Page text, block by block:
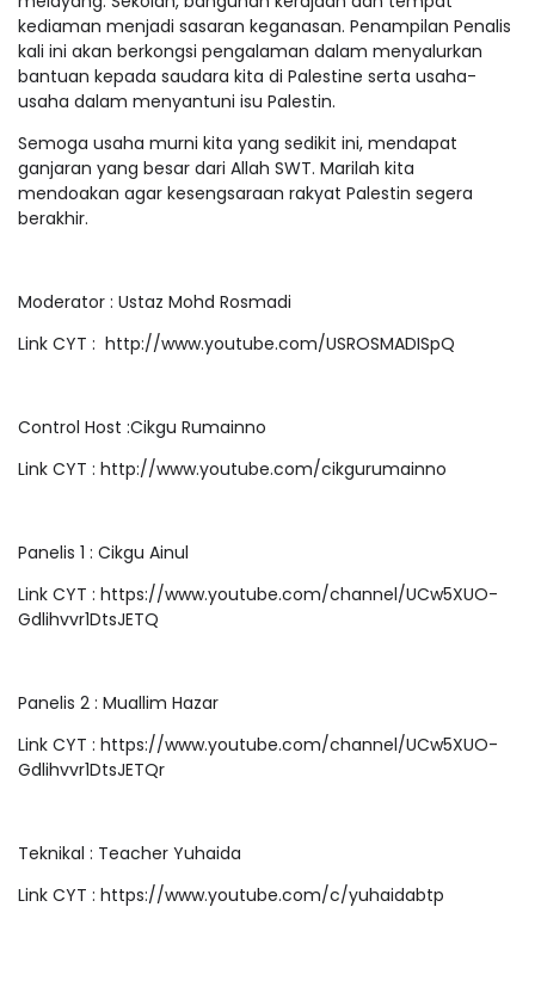
kediaman menjadi sasaran keganasan. Penampilan Penalis
kali ini akan berkongsi pengalaman dalam menyalurkan
bantuan kepada saudara kita di Palestine serta usaha-
usaha dalam menyantuni isu Palestin.
Semoga usaha murni kita yang sedikit ini, mendapat
ganjaran yang besar dari Allah SWT. Marilah kita
mendoakan agar kesengsaraan rakyat Palestin segera
berakhir.
Moderator : Ustaz Mohd Rosmadi
Link CYT : http://www.youtube.com/USROSMADISpQ
Control Host :Cikgu Rumainno
Link CYT : http://www.youtube.com/cikgurumainno
Panelis 1 : Cikgu Ainul
Link CYT : https://www.youtube.com/channel/UCw5XUO-
Gdlihvvr1DtsJETQ
Panelis 2 : Muallim Hazar
Link CYT : https://www.youtube.com/channel/UCw5XUO-
Gdlihvvr1DtsJETQr
Teknikal : Teacher Yuhaida
Link CYT : https://www.youtube.com/c/yuhaidabtp